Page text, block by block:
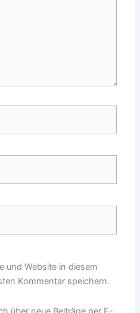
und Website in diesem
Kommentar speichern.